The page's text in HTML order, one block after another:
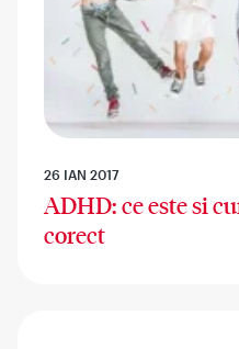
26 IAN 2017
ADHD: ce este si
corect